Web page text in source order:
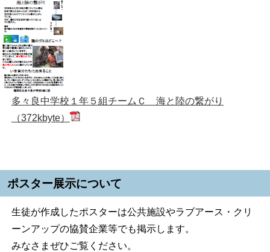
多々良中学校１年５組チームＣ 海と陸の繋がり
（372kbyte）
ポスター展示について
生徒が作成したポスターは公共施設やラブアース・クリ
ーンアップの協賛企業等でも掲示します。
みなさまぜひご覧ください。